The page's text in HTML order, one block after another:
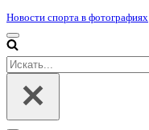
Новости спорта в фотографиях
Меню
навигации
Искать...